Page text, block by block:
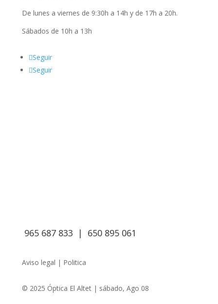
De lunes a viernes de 9:30h a 14h y de 17h a 20h.
Sábados de 10h a 13h
Seguir
Seguir
965 687 833 | 650 895 061
Aviso legal | Politica
© 2025 Óptica El Altet | sábado, Ago 08